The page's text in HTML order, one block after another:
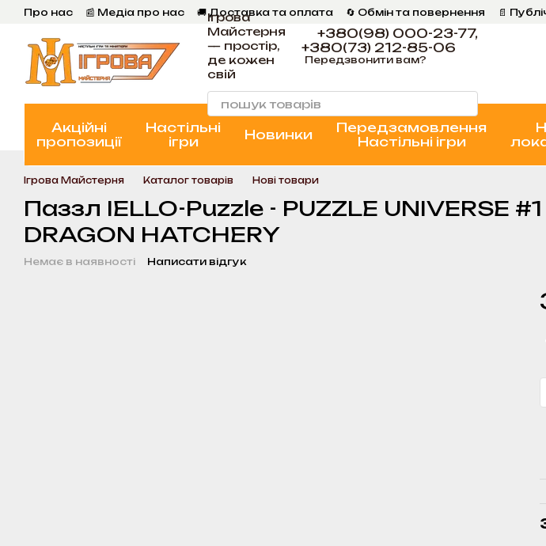
Перейти к основному контенту
Про нас 📰 Медіа про нас 🚚 Доставка та оплата 🔄 Обмін та повернення 📄
📞 Контакти Ігрова Майстерня Програма Лояльності
Ігрова
Майстерня
— простір,
де кожен
свій
+380(98) 000-23-77,
+380(73) 212-85-06
Передзвонити вам?
Акційні
пропозиції
Настільні
ігри
Новинки
Передзамовлення
Настільні ігри
Ігрова Майстерня Каталог товарів Нові товари
Паззл IELLO-Puzzle - PUZZLE UNIVERSE
DRAGON HATCHERY
Немає в наявності Написати відгук